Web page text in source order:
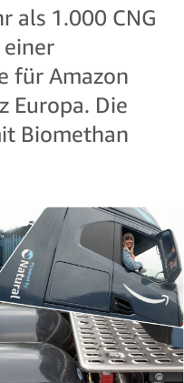
als 1.000 CNG
für Amazon
Europa. Die
Biomethan